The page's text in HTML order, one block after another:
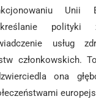
Unii
polityki
usług
członkowskich.
ona